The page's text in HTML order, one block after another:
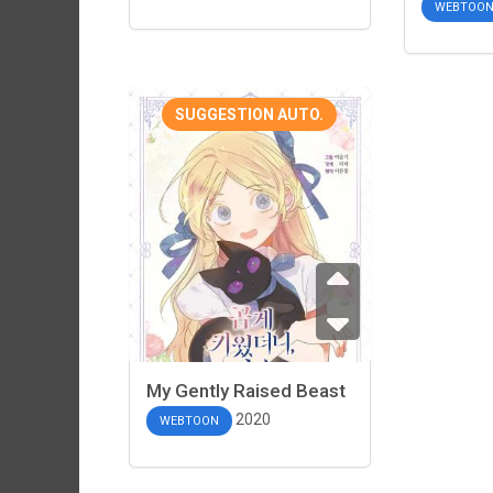
WEBTOON
SUGGESTION AUTO.
My Gently Raised Beast
WEBTOON 2020